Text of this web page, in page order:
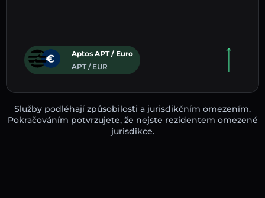
Aptos APT / Euro
APT / EUR
Služby podléhají způsobilosti a jurisdikčním omezením.
Pokračováním potvrzujete, že nejste rezidentem omezené
jurisdikce.